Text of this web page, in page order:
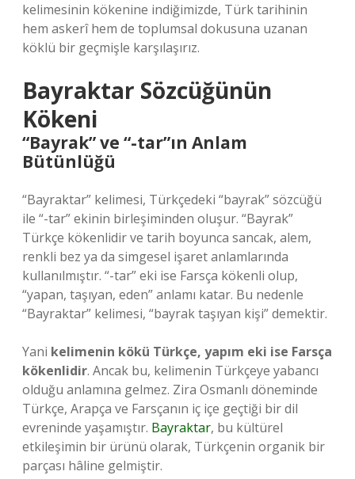
kelimesinin kökenine indiğimizde, Türk tarihinin
hem askerî hem de toplumsal dokusuna uzanan
köklü bir geçmişle karşılaşırız.
Bayraktar Sözcüğünün
Kökeni
“Bayrak” ve “-tar”ın Anlam
Bütünlüğü
“Bayraktar” kelimesi, Türkçedeki “bayrak” sözcüğü
ile “-tar” ekinin birleşiminden oluşur. “Bayrak”
Türkçe kökenlidir ve tarih boyunca sancak, alem,
renkli bez ya da simgesel işaret anlamlarında
kullanılmıştır. “-tar” eki ise Farsça kökenli olup,
“yapan, taşıyan, eden” anlamı katar. Bu nedenle
“Bayraktar” kelimesi, “bayrak taşıyan kişi” demektir.
Yani kelimenin kökü Türkçe, yapım eki ise Farsça
kökenlidir. Ancak bu, kelimenin Türkçeye yabancı
olduğu anlamına gelmez. Zira Osmanlı döneminde
Türkçe, Arapça ve Farsçanın iç içe geçtiği bir dil
evreninde yaşamıştır. Bayraktar, bu kültürel
etkileşimin bir ürünü olarak, Türkçenin organik bir
parçası hâline gelmiştir.